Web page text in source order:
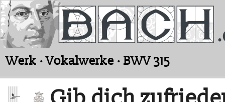
Werk · Vokalwerke · BWV 315